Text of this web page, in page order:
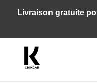
Livraison gratuite